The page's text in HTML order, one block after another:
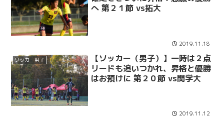
へ 第２１節 vs拓大
2019.11.18
ソッカー男子
【ソッカー（男子）】一時は２点
リードも追いつかれ、昇格と優勝
はお預けに 第２０節 vs関学大
2019.11.12